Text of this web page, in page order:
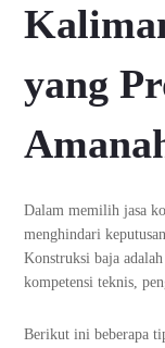
yang
Dalam memilih jasa
menghindari
Konstruksi baja
kompetensi teknis,
Berikut ini beberapa